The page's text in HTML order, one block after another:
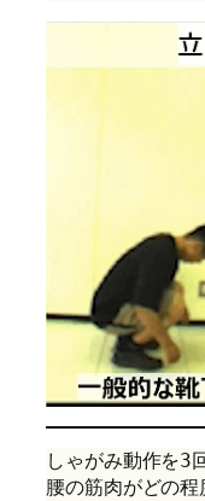
しゃがみ動作を3
腰の筋肉がどの程